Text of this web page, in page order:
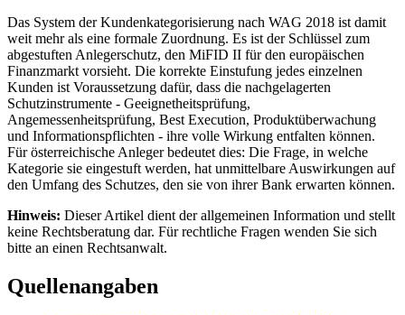
Das System der Kundenkategorisierung nach WAG 2018 ist damit
weit mehr als eine formale Zuordnung. Es ist der Schlüssel zum
abgestuften Anlegerschutz, den MiFID II für den europäischen
Finanzmarkt vorsieht. Die korrekte Einstufung jedes einzelnen
Kunden ist Voraussetzung dafür, dass die nachgelagerten
Schutzinstrumente - Geeignetheitsprüfung,
Angemessenheitsprüfung, Best Execution, Produktüberwachung
und Informationspflichten - ihre volle Wirkung entfalten können.
Für österreichische Anleger bedeutet dies: Die Frage, in welche
Kategorie sie eingestuft werden, hat unmittelbare Auswirkungen auf
den Umfang des Schutzes, den sie von ihrer Bank erwarten können.
Hinweis: Dieser Artikel dient der allgemeinen Information und stellt
keine Rechtsberatung dar. Für rechtliche Fragen wenden Sie sich
bitte an einen Rechtsanwalt.
Quellenangaben